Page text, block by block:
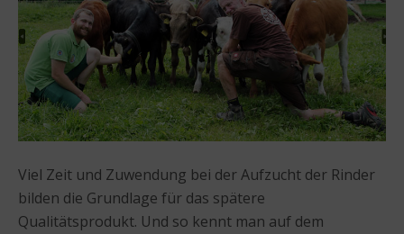
Viel Zeit und Zuwendung bei der Aufzucht der Rinder
bilden die Grundlage für das spätere
Qualitätsprodukt. Und so kennt man auf dem